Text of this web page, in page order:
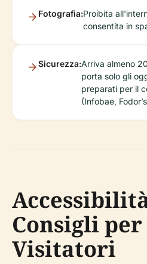
Fotografia:Proibita
consentita in
Sicurezza:Arriva almeno
porta solo gli
preparati per il
(Infobae,
Consigli
Visitatori